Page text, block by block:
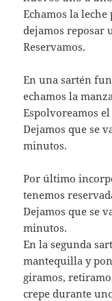
Echamos la
dejamos reposar
Reservamos.
En una sartén
echamos la
Espolvoreamos
Dejamos que se
minutos.
Por último
tenemos
Dejamos que se
minutos.
En la segunda
mantequilla y
giramos,
crepe durante